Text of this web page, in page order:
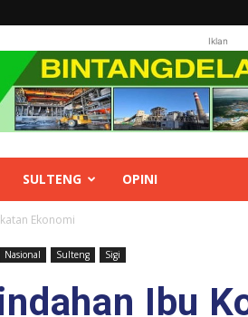
Iklan
SULTENG OPINI
Ekonomi
Nasional Sulteng Sigi
Ibu